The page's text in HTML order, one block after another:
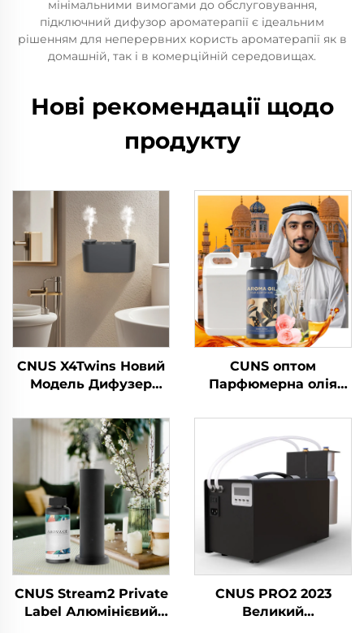
мінімальними вимогами до обслуговування,
підключний дифузор ароматерапії є ідеальним
рішенням для неперервних користь ароматерапії як в
домашній, так і в комерційній середовищах.
Нові рекомендації щодо
продукту
CNUS X4Twins Новий
Модель Дифузер
Гуртовий
Авіатомолоджувач
Для Магазину Офіс
CUNS оптом
Парфюмерна олія
Французька
ароматика Дуже
довговічна
дифузерна машинна
CNUS Stream2 Private
Label Алюмінієвий
CNUS PRO2 2023
Великий